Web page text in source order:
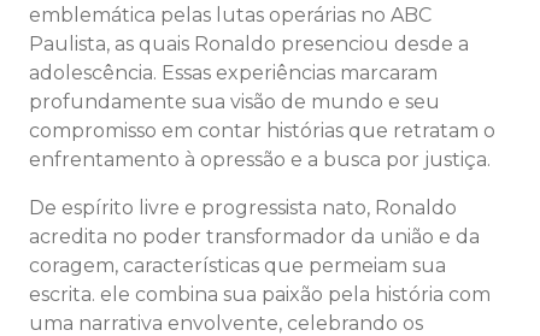
emblemática pelas lutas operárias no ABC
Paulista, as quais Ronaldo presenciou desde a
adolescência. Essas experiências marcaram
profundamente sua visão de mundo e seu
compromisso em contar histórias que retratam o
enfrentamento à opressão e a busca por justiça.
De espírito livre e progressista nato, Ronaldo
acredita no poder transformador da união e da
coragem, características que permeiam sua
escrita. ele combina sua paixão pela história com
uma narrativa envolvente, celebrando os